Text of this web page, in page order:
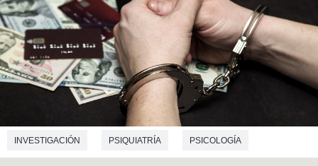
INVESTIGACIÓN PSIQUIATRÍA PSICOLOGÍA